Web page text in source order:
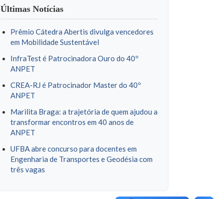
Últimas Notícias
Prêmio Cátedra Abertis divulga vencedores
em Mobilidade Sustentável
InfraTest é Patrocinadora Ouro do 40º
ANPET
CREA-RJ é Patrocinador Master do 40º
ANPET
Marilita Braga: a trajetória de quem ajudou a
transformar encontros em 40 anos de
ANPET
UFBA abre concurso para docentes em
Engenharia de Transportes e Geodésia com
três vagas